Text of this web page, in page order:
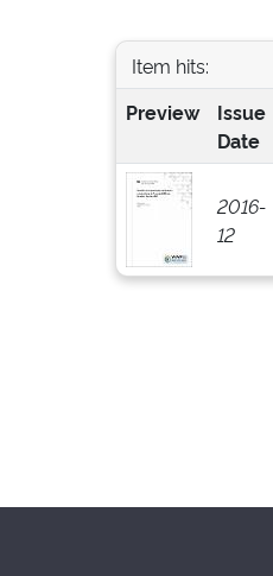
Item hits:
Preview
Issue
Date
2016-
12